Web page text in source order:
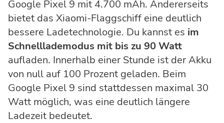
Google Pixel 9 mit 4.700 mAh. Andererseits
bietet das Xiaomi-Flaggschiff eine deutlich
bessere Ladetechnologie. Du kannst es im
Schnelllademodus mit bis zu 90 Watt
aufladen. Innerhalb einer Stunde ist der Akku
von null auf 100 Prozent geladen. Beim
Google Pixel 9 sind stattdessen maximal 30
Watt möglich, was eine deutlich längere
Ladezeit bedeutet.